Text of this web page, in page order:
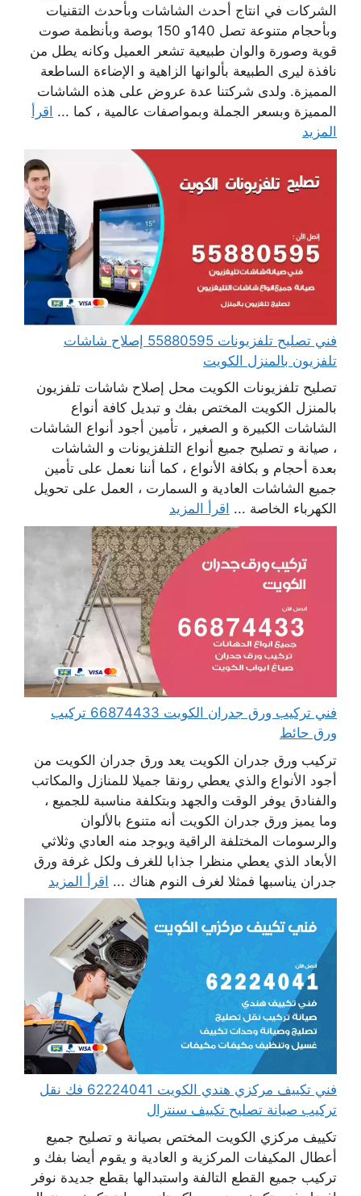
الشركات في انتاج أحدث الشاشات وبأحدث التقنيات
وبأحجام متنوعة تصل 140و 150 بوصة وبأنظمة صوت
قوية وصورة والوان طبيعية تشعر العميل وكانه يطل من
نافذة ليرى الطبيعة بألوانها الزاهية و الإضاءة الساطعة
المميزة. ولدى شركتنا عدة عروض على هذه الشاشات
المميزة وبسعر الجملة وبمواصفات عالمية ، كما ... اقرأ
المزيد
فني تصليح تلفزيونات 55880595 إصلاح شاشات
تلفزيون بالمنزل الكويت
تصليح تلفزيونات الكويت محل إصلاح شاشات تلفزيون
بالمنزل الكويت المختص بفك و تبديل كافة أنواع
الشاشات الكبيرة و الصغير ، تأمين أجود أنواع الشاشات
، صيانة و تصليح جميع أنواع التلفزيونات و الشاشات
بعدة أحجام و بكافة الأنواع ، كما أننا نعمل على تأمين
جميع الشاشات العادية و السمارت ، العمل على تحويل
الكهرباء الخاصة ... اقرأ المزيد
فني تركيب ورق جدران الكويت 66874433 تركيب
ورق حائط
تركيب ورق جدران الكويت يعد ورق جدران الكويت من
أجود الأنواع والذي يعطي رونقا جميلا للمنازل والمكاتب
والفنادق يوفر الوقت والجهد وبتكلفة مناسبة للجميع ،
وما يميز ورق جدران الكويت أنه متنوع بالألوان
والرسومات المختلفة الراقية ويوجد منه العادي وثلاثي
الأبعاد الذي يعطي منظرا جذابا للغرف ولكل غرفة ورق
جدران يناسبها فمثلا لغرف النوم هناك ... اقرأ المزيد
فني تكييف مركزي هندي الكويت 62224041 فك نقل
تركيب صيانة تصليح تكييف سنترال
تكييف مركزي الكويت المختص بصيانة و تصليح جميع
أعطال المكيفات المركزية و العادية و يقوم أيضا بفك و
تركيب جميع القطع التالفة واستبدالها بقطع جديدة نوفر